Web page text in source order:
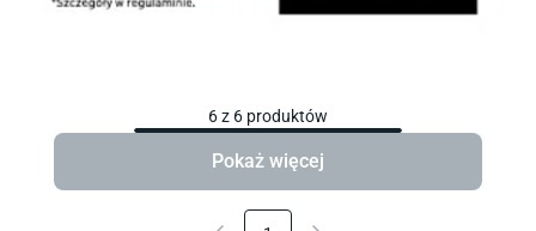
6z 6 produktów
Pokaż więcej